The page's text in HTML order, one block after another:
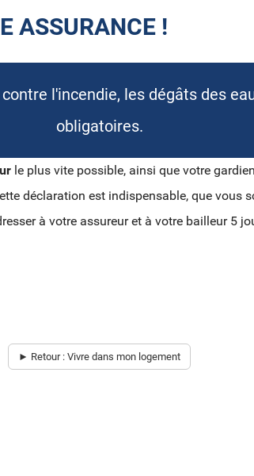
ASSURANCE !
l'incendie, les dégâts des
obligatoires.
le plus vite possible, ainsi que votre
déclaration est indispensable, que vous
à votre assureur et à votre bailleur 5
► Retour : Vivre dans mon logement